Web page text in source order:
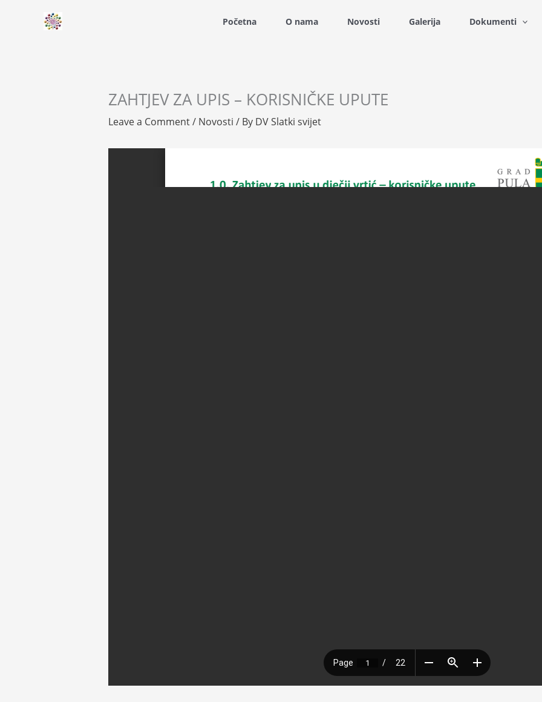
Početna O nama Novosti Galerija Dokumenti
ZAHTJEV ZA UPIS – KORISNIČKE UPUTE
Leave a Comment/ Novosti / By DV Slatki svijet